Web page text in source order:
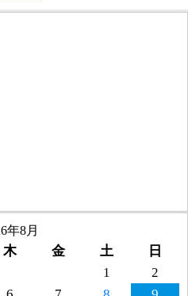
年8月
木 金 土
日
1
2